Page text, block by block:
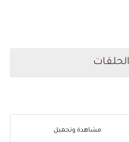
الحلقات
مشاهدة وتحميل